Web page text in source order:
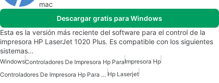
mac
Descargar gratis para Windows
Esta es la versión más reciente del software para el control de la
impresora HP LaserJet 1020 Plus. Es compatible con los siguientes
sistemas…
WindowsControladores De Impresora Hp ParaImpresora Hp
Controladores De Impresora Hp Para Windows Hp Laserjet